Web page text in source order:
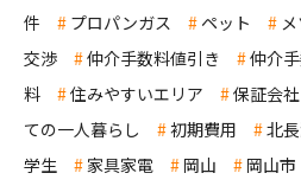
件
プロパンガス ペット
交渉
仲介手数料値引き 仲介
料
住みやすいエリア 保証会社
ての一人暮らし
初期費用 北
学生
家具家電 岡山 岡山市